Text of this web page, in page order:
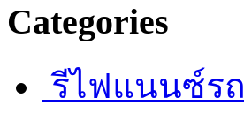
Categories
รีไฟแนนซ์รถ